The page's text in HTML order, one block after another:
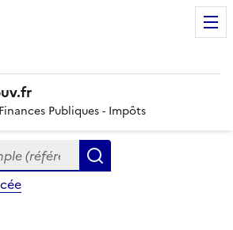
Publiques - Impôts
(références, mots clés, partie du